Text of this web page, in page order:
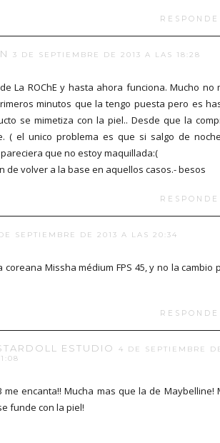
3 DE SEPTIEMBRE DE 2013 A LAS 18:28
La ROChE y hasta ahora funciona. Mucho no
minutos que la tengo puesta pero es
se mimetiza con la piel.. Desde que la
( el unico problema es que si salgo de
que no estoy maquillada:(
de volver a la base en aquellos casos.- besos
SEPTIEMBRE DE 2013 A LAS 20:34
coreana Missha médium FPS 45, y no la cambio
ESTUDIO
4 DE SEPTIEMBRE
me encanta!! Mucha mas que la de Maybelline!
funde con la piel!